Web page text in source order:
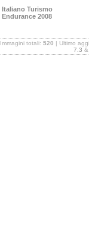
Italiano Turismo
Endurance 2008
Immagini totali: 520 | Ultimo
7.3